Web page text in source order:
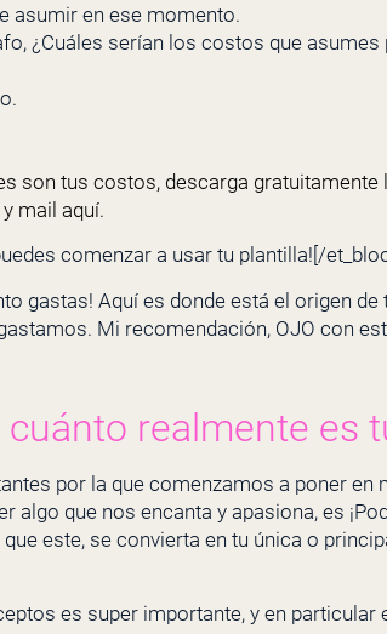
asumir en ese momento.
¿Cuáles serían los costos que asumes
son tus costos, descarga gratuitamente
mail aquí.
comenzar a usar tu plantilla! [/
gastas! Aquí es donde está el origen
Mi recomendación, OJO con
realmente es
por la que comenzamos a poner
algo que nos encanta y apasiona, es
este, se convierta en tu única o
es super importante, y en particular